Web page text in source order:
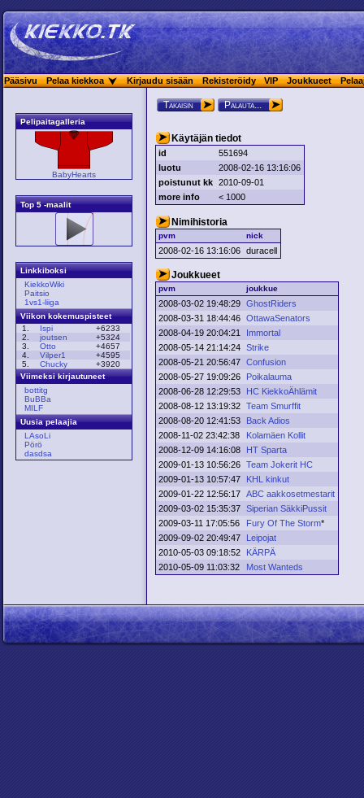
Pääsivu Pelaa kiekkoa Kirjaudu sisään Rekisteröidy VIP Joukkueet
Pelipaitagalleria
BabyHearts
Top 5 -maalit
Linkkiboksi
KiekkoWiki
Paitsio
1vs1-liiga
Viikon kokemuspisteet
1.
Ispi
+6233
2.
joutsen
+5324
3.
Otto
+4657
4.
Vilper1
+4595
5.
Chucky
+3920
Viimeksi kirjautuneet
bottitg
BuBBa
MILF
Uusia pelaajia
LAsoLi
Pörö
dasdsa
Takaisin Palauta...
Käytäjän tiedot
id
551694
luotu
2008-02-16 13:16:06
poistunut kk 2010-09-01
more info
< 1000
Nimihistoria
pvm nick
2008-02-16 13:16:06 duracell
Joukkueet
pvm joukkue
2008-03-02 19:48:29 GhostRiders
2008-03-31 18:44:46 OttawaSenators
2008-04-19 20:04:21
Immortal
2008-05-14 21:14:24 Strike
2008-05-21 20:56:47 Confusion
2008-05-27 19:09:26
Poikalauma
2008-06-28 12:29:53
HC KiekkoÄhlämit
2008-08-12 13:19:32 Team Smurffit
2008-08-20 12:41:53
Back Adios
2008-11-02 23:42:38
Kolamäen Kollit
2008-12-09 14:16:08
HT Sparta
2009-01-13 10:56:26 Team Jokerit HC
2009-01-13 10:57:47
KHL kinkut
2009-01-22 12:56:17 ABC aakkosetmestarit
2009-03-02 15:35:37 Siperian SäkkiPussit
2009-03-11 17:05:56
Fury Of The Storm*
2009-09-02 20:49:47
Leipojat
2010-05-03 09:18:52
KÄRPÄ
2010-05-09 11:03:32
Most Wanteds